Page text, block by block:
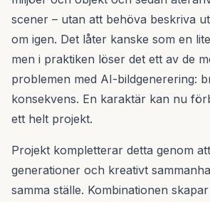
scener – utan att behöva beskriva
om igen. Det låter kanske som en
men i praktiken löser det ett av de
problemen med AI-bildgenerering:
konsekvens. En karaktär kan nu
ett helt projekt.
Projekt kompletterar detta genom
generationer och kreativt
samma ställe. Kombinationen